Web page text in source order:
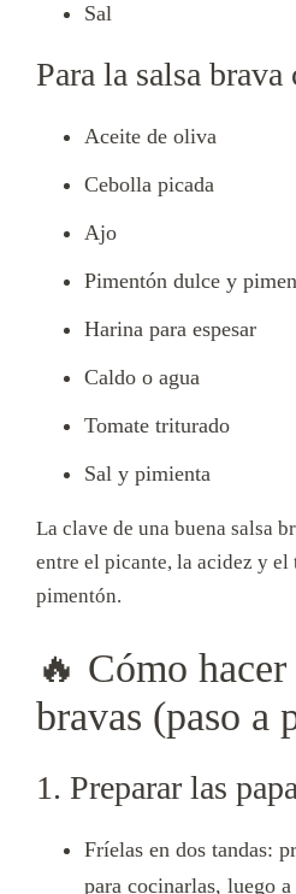
Sal
Para la salsa brava
Aceite de oliva
Cebolla picada
Ajo
Pimentón dulce y
Harina para espesar
Caldo o agua
Tomate triturado
Sal y pimienta
La clave de una buena salsa
entre el picante, la acidez y el
pimentón.
🔥 Cómo hacer
bravas (paso a
1. Preparar las
Fríelas en dos tandas:
para cocinarlas, luego